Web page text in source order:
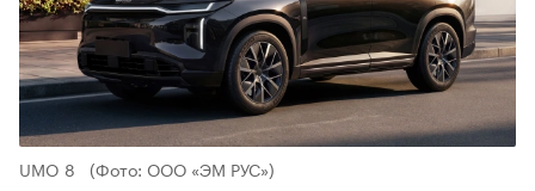
UMO 8 (Фото: ООО «ЭМ РУС»)